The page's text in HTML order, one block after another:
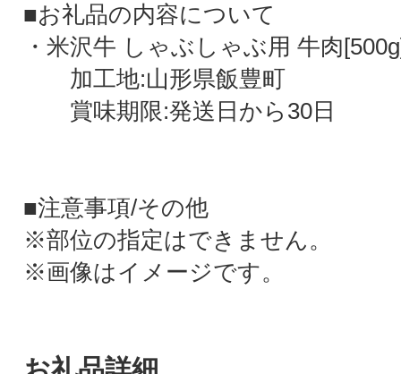
■お礼品の内容について
・米沢牛 しゃぶしゃぶ用 牛肉
加工地:山形県飯豊町
賞味期限:発送日から30日
■注意事項/その他
※部位の指定はできません。
※画像はイメージです。